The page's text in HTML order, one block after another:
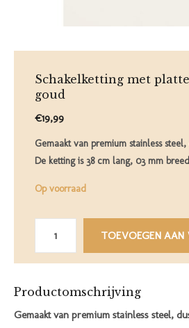
Schakelketting met
goud
€19,99
Gemaakt van premium stainless
De ketting is 38 cm lang, 03 mm
Op voorraad
TOEVOEGEN AAN
Productomschrijving
Gemaakt van premium stainless steel,